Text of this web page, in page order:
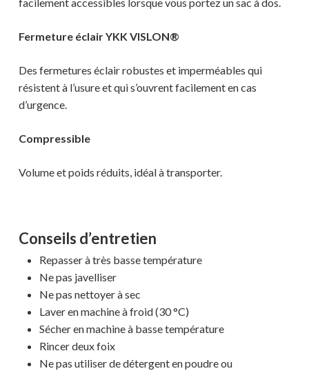
MAGASINER EN LIGNE
Fermeture éclair YKK VISLON®
Des fermetures éclair robustes et imperméables qui
résistent à l’usure et qui s’ouvrent facilement en cas
d’urgence.
Compressible
Volume et poids réduits, idéal à transporter.
Conseils d’entretien
Repasser à très basse température
Ne pas javelliser
Ne pas nettoyer à sec
Laver en machine à froid (30 °C)
Sécher en machine à basse température
Rincer deux foix
Ne pas utiliser de détergent en poudre ou